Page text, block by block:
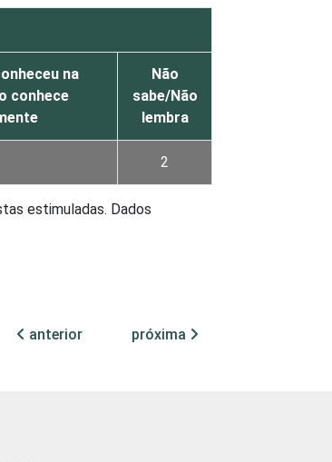
na
conhece
Não
sabe/Não
lembra
2
estimuladas. Dados
anterior próxima